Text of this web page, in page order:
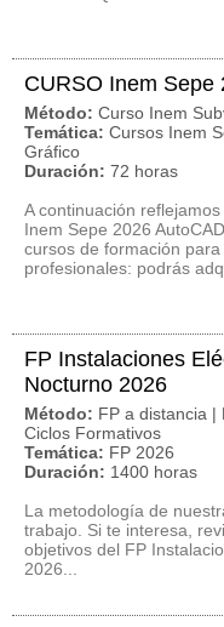
CURSO Inem Sepe
Método: Curso Inem
Temática: Cursos Inem
Gráfico
Duración: 72 horas
A continuación
Inem Sepe 2026
cursos de formación
profesionales: podrás
FP Instalaciones
Nocturno 2026
Método: FP a distancia |
Ciclos Formativos
Temática: FP 2026
Duración: 1400 horas
La metodología de
trabajo. Si te interesa,
objetivos del FP
2026...